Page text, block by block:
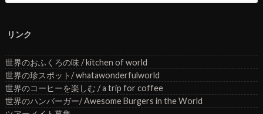
リンク
世界のおふくろの味 / kitchen of world
世界の珍スポット/ whatawonderfulworld
世界のコーヒーを楽しむ / a trip for coffee
世界のハンバーガー/ Awesome Burgers in the World